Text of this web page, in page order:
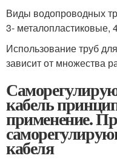
Виды водопроводных
3- металопластиковые,
Использование труб
зависит от множества
кабель
применение.
кабеля